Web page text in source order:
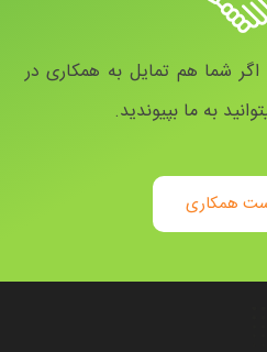
اگر شما هم تمایل به همکاری در
به ما بپیوندید.
همکاری